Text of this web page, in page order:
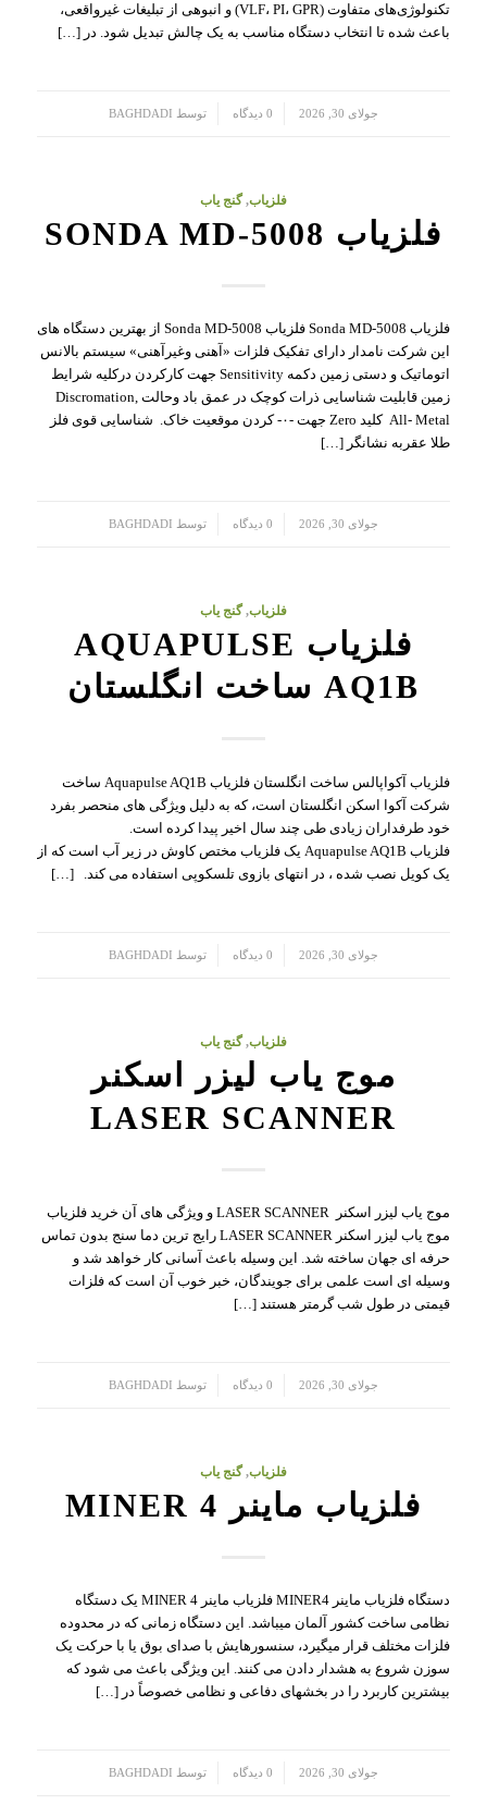
تکنولوژی‌های متفاوت (VLF، PI، GPR) و انبوهی از تبلیغات غیرواقعی،
باعث شده تا انتخاب دستگاه مناسب به یک چالش تبدیل شود. در […]
جولای 30, 2026
/ 0 دیدگاه توسط BAGHDADI
فلزیاب, گنج یاب
فلزیاب SONDA MD-5008
فلزیاب Sonda MD-5008 فلزیاب Sonda MD-5008 از بهترین دستگاه های
این شرکت نامدار دارای تفکیک فلزات «آهنی وغیرآهنی» سیستم بالانس
اتوماتیک و دستی زمین دکمه Sensitivity جهت کارکردن درکلیه شرایط
زمین قابلیت شناسایی ذرات کوچک در عمق باد وحالت Discromation,
All- Metal کلید Zero جهت -۰- کردن موقعیت خاک. شناسایی قوی فلز
طلا عقربه نشانگر […]
جولای 30, 2026
/ 0 دیدگاه توسط BAGHDADI
فلزیاب, گنج یاب
فلزیاب AQUAPULSE
AQ1B ساخت انگلستان
فلزیاب آکواپالس ساخت انگلستان فلزیاب Aquapulse AQ1B ساخت
شرکت آکوا اسکن انگلستان است، که به دلیل ویژگی های منحصر بفرد
خود طرفداران زیادی طی چند سال اخیر پیدا کرده است.
فلزیاب Aquapulse AQ1B یک فلزیاب مختص کاوش در زیر آب است که از
یک کویل نصب شده ، در انتهای بازوی تلسکوپی استفاده می کند. […]
جولای 30, 2026
/ 0 دیدگاه توسط BAGHDADI
فلزیاب,گنج یاب
موج یاب لیزر اسکنر
LASER SCANNER
موج یاب لیزر اسکنر LASER SCANNER و ویژگی های آن خرید فلزیاب
موج یاب لیزر اسکنر LASER SCANNER رایج ترین دما سنج بدون تماس
حرفه ای جهان ساخته شد. این وسیله باعث آسانی کار خواهد شد و
وسیله ای است علمی برای جویندگان، خبر خوب آن است که فلزات
قیمتی در طول شب گرمتر هستند […]
جولای 30, 2026
/ 0 دیدگاه توسط BAGHDADI
فلزیاب,گنج یاب
فلزیاب ماینر MINER 4
دستگاه فلزیاب ماینر MINER4 فلزیاب ماینر MINER 4 یک دستگاه
نظامی ساخت کشور آلمان میباشد. این دستگاه زمانی که در محدوده
فلزات مختلف قرار میگیرد، سنسورهایش با صدای بوق یا با حرکت یک
سوزن شروع به هشدار دادن می کنند. این ویژگی باعث می شود که
بیشترین کاربرد را در بخشهای دفاعی و نظامی خصوصاً در […]
جولای 30, 2026
/ 0 دیدگاه توسط BAGHDADI